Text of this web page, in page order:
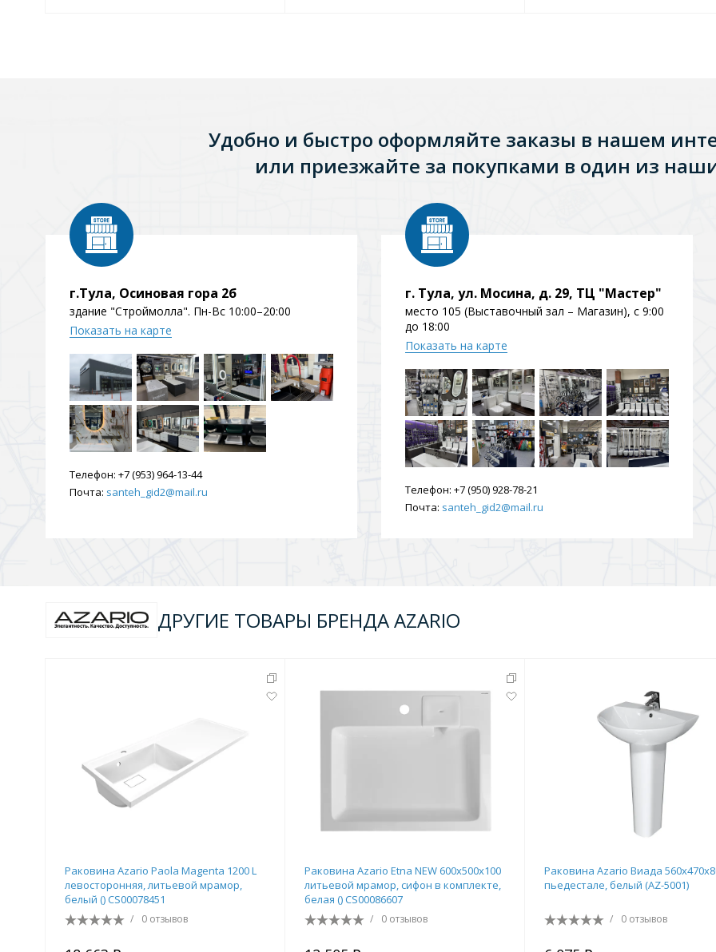
Удобно и быстро оформляйте заказы в нашем
или приезжайте за покупками в один из
г.Тула, Осиновая гора 2б
здание "Строймолла". Пн-Вс 10:00–20:00
Показать на карте
Телефон: +7 (953) 964-13-44
Почта: santeh_gid2@mail.ru
г. Тула, ул. Мосина, д. 29, ТЦ "Мастер"
место 105 (Выставочный зал – Магазин), с 9:00
до 18:00
Показать на карте
Телефон: +7 (950) 928-78-21
Почта: santeh_gid2@mail.ru
ДРУГИЕ ТОВАРЫ БРЕНДА AZARIO
Раковина Azario Paola Magenta 1200 L
левосторонняя, литьевой мрамор,
белый () CS00078451
/ 0 отзывов
Раковина Azario Etna NEW 600х500х100
литьевой мрамор, сифон в комплекте,
белая () CS00086607
/ 0 отзывов
Раковина Azario Виада
пьедестале, белый (AZ-5001)
/ 0 отзывов